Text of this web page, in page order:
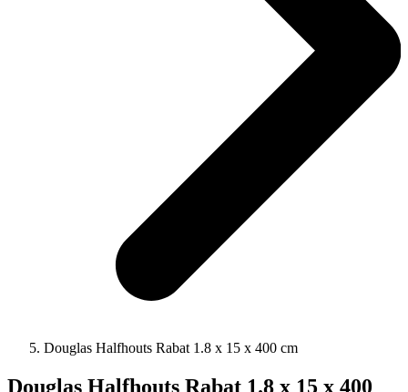
Douglas Halfhouts Rabat 1.8 x 15 x 400 cm
Douglas Halfhouts Rabat 1.8 x 15 x 400